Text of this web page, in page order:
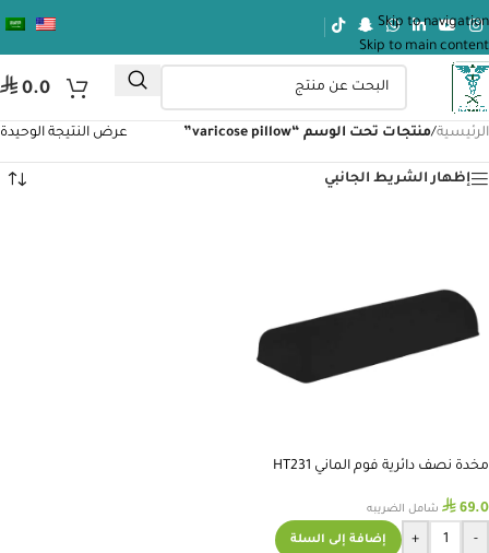
Skip to navigation
Skip to main content
⃁ 0.0
الرئيسية/منتجات تحت الوسم “varicose pillow” عرض النتيجة الوحيدة
إظهار الشريط الجانبي
مخدة نصف دائرية فوم الماني HT231
⃁ 69.0 شامل الضريبه
-
+ إضافة إلى السلة